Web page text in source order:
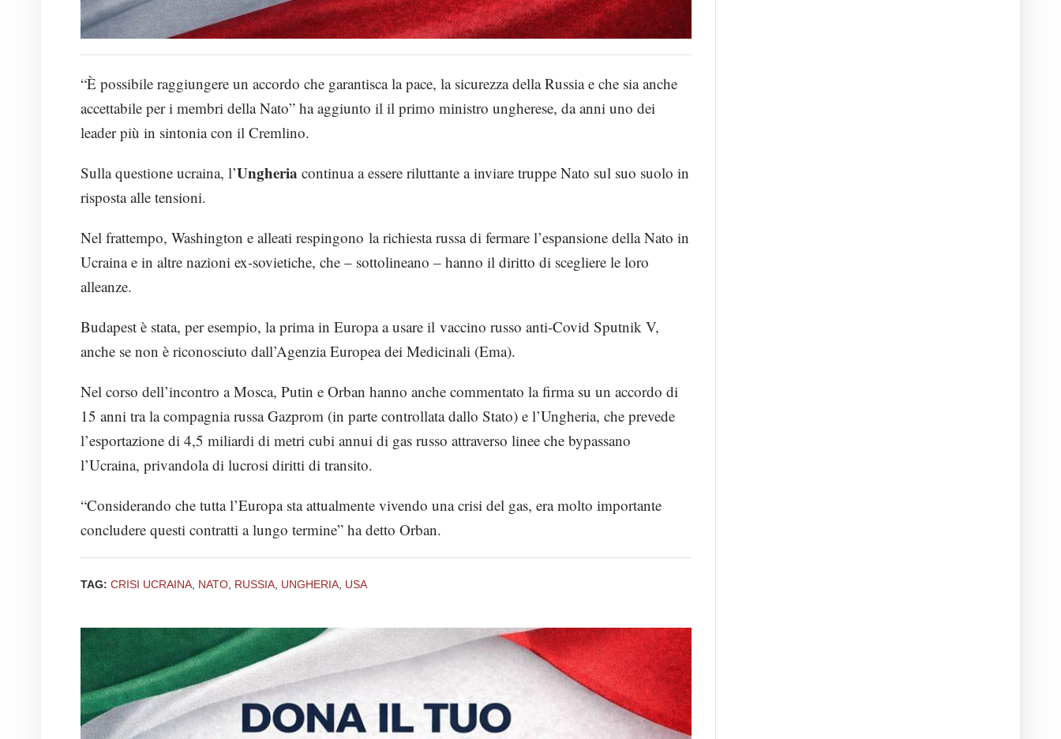
“È possibile raggiungere un accordo che garantisca la pace, la sicurezza della Russia e che sia anche
accettabile per i membri della Nato” ha aggiunto il il primo ministro ungherese, da anni uno dei
leader più in sintonia con il Cremlino.
Sulla questione ucraina, l’Ungheria continua a essere riluttante a inviare truppe Nato sul suo suolo in
risposta alle tensioni.
Nel frattempo, Washington e alleati respingono la richiesta russa di fermare l’espansione della Nato in
Ucraina e in altre nazioni ex-sovietiche, che – sottolineano – hanno il diritto di scegliere le loro
alleanze.
Budapest è stata, per esempio, la prima in Europa a usare il vaccino russo anti-Covid Sputnik V,
anche se non è riconosciuto dall’Agenzia Europea dei Medicinali (Ema).
Nel corso dell’incontro a Mosca, Putin e Orban hanno anche commentato la firma su un accordo di
15 anni tra la compagnia russa Gazprom (in parte controllata dallo Stato) e l’Ungheria, che prevede
l’esportazione di 4,5 miliardi di metri cubi annui di gas russo attraverso linee che bypassano
l’Ucraina, privandola di lucrosi diritti di transito.
“Considerando che tutta l’Europa sta attualmente vivendo una crisi del gas, era molto importante
concludere questi contratti a lungo termine” ha detto Orban.
TAG: CRISI UCRAINA NATO RUSSIA UNGHERIA USA